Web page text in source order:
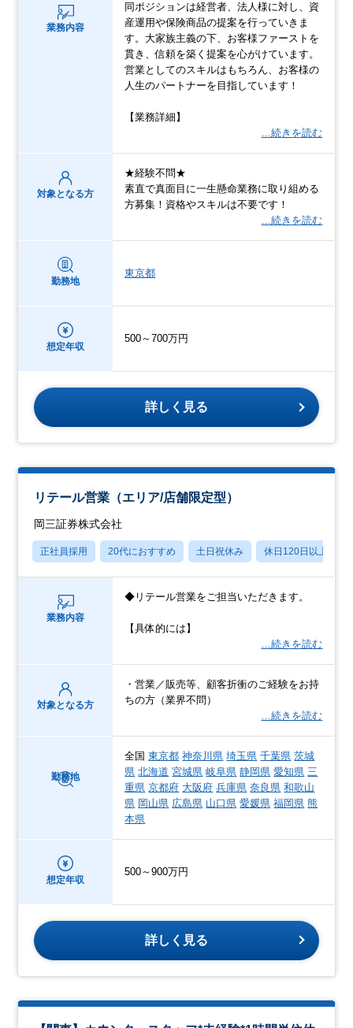
業務内容
同ポジションは経営者、法人様に対し、資
産運用や保険商品の提案を行っていきま
す。大家族主義の下、お客様ファーストを
貫き、信頼を築く提案を心がけています。
営業としてのスキルはもちろん、お客様の
人生のパートナーを目指しています！
【業務詳細】
…続きを読む
対象となる方
★経験不問★
素直で真面目に一生懸命業務に取り組める
方募集！資格やスキルは不要です！
…続きを読む
勤務地
東京都
想定年収
500～700万円
詳しく見る
リテール営業（エリア/店舗限定型）
岡三証券株式会社
正社員採用 20代におすすめ 土日祝休み 休日120日以上
業務内容
◆リテール営業をご担当いただきます。
【具体的には】
…続きを読む
対象となる方
・営業／販売等、顧客折衝のご経験をお持
ちの方（業界不問）
…続きを読む
勤務地
全国東京都 神奈川県 埼玉県 千葉県 茨城
県 北海道 宮城県 岐阜県 静岡県 愛知県 三
重県 京都府 大阪府 兵庫県 奈良県 和歌山
県 岡山県 広島県 山口県 愛媛県 福岡県 熊
本県
想定年収
500～900万円
詳しく見る